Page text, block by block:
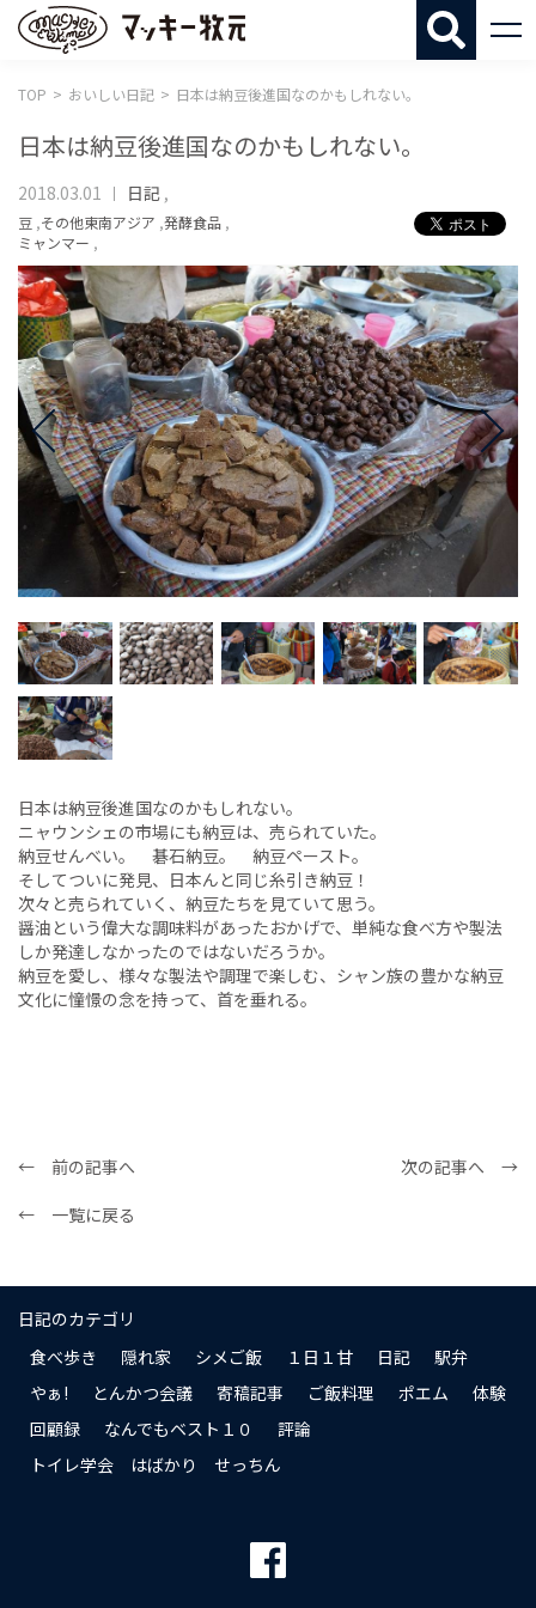
TOP おいしい日記 日本は納豆後進国なのかもしれない。
日本は納豆後進国なのかもしれない。
2018.03.01 日記 ,
豆 ,その他東南アジア ,発酵食品 ,
ミャンマー ,
日本は納豆後進国なのかもしれない。
ニャウンシェの市場にも納豆は、売られていた。
納豆せんべい。 碁石納豆。 納豆ペースト。
そしてついに発見、日本んと同じ糸引き納豆！
次々と売られていく、納豆たちを見ていて思う。
醤油という偉大な調味料があったおかげで、単純な食べ方や製法
しか発達しなかったのではないだろうか。
納豆を愛し、様々な製法や調理で楽しむ、シャン族の豊かな納豆
文化に憧憬の念を持って、首を垂れる。
← 前の記事へ
次の記事へ →
← 一覧に戻る
日記のカテゴリ
食べ歩き
隠れ家 シメご飯 １日１甘 日記
駅弁
やぁ!
とんかつ会議 寄稿記事 ご飯料理 ポエム
体験
回顧録
なんでもベスト１０
評論
トイレ学会 はばかり せっちん